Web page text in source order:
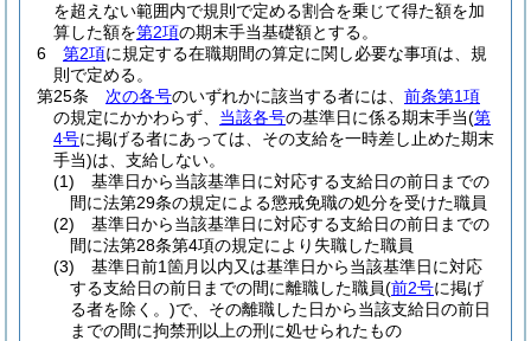
を超えない範囲内で規則で定める割合を乗じて得た額を加
算した額を第2項の期末手当基礎額とする。
6
第2項に規定する在職期間の算定に関し必要な事項は、規
則で定める。
第25条
次の各号のいずれかに該当する者には、 前条第1項
の規定にかかわらず、 当該各号の基準日に係る期末手当(第
4号に掲げる者にあっては、その支給を一時差し止めた期末
手当)は、支給しない。
(1)
基準日から当該基準日に対応する支給日の前日までの
間に法第29条の規定による懲戒免職の処分を受けた職員
(2)
基準日から当該基準日に対応する支給日の前日までの
間に法第28条第4項の規定により失職した職員
(3)
基準日前1箇月以内又は基準日から当該基準日に対応
する支給日の前日までの間に離職した職員(前2号に掲げ
る者を除く。)で、その離職した日から当該支給日の前日
までの間に拘禁刑以上の刑に処せられたもの